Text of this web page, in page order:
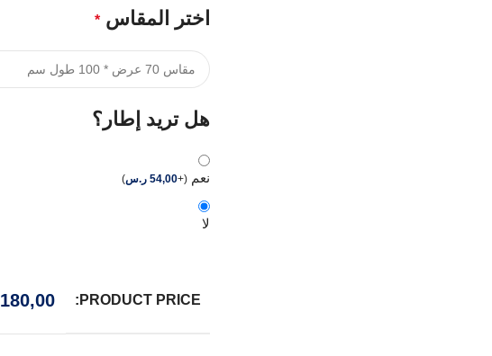
اختر المقاس *
هل تريد إطار؟
نعم (
+
54,00 ر.س)
لا
PRODUCT PRICE:
180,00